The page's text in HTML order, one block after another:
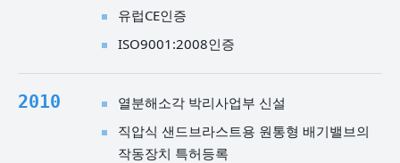
유럽CE인증
ISO9001:2008인증
2010
열분해소각 박리사업부 신설
직압식 샌드브라스트용 원통형 배기밸브의
작동장치 특허등록